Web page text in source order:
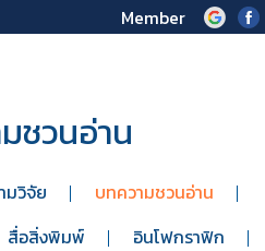
ชวนอ่าน
มวิจัย
บทความชวนอ่าน
สื่อสิ่งพิมพ์
อินโฟกราฟิก
Member